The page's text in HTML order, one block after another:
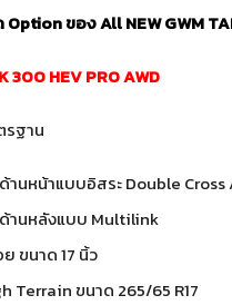
Option ของ All NEW GWM
300 HEV PRO AWD
ฐาน
านหน้าแบบอิสระ Double Cross
านหลังแบบ Multilink
ขนาด 17 นิ้ว
Terrain ขนาด 265/65 R17